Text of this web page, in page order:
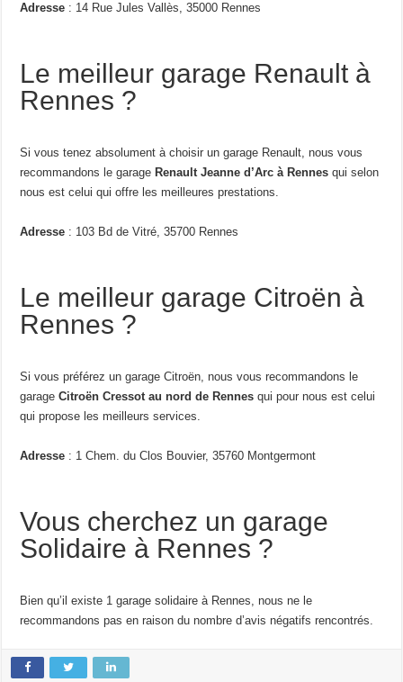
Adresse : 14 Rue Jules Vallès, 35000 Rennes
Le meilleur garage Renault à
Rennes ?
Si vous tenez absolument à choisir un garage Renault, nous vous
recommandons le garage Renault Jeanne d’Arc à Rennes qui selon
nous est celui qui offre les meilleures prestations.
Adresse : 103 Bd de Vitré, 35700 Rennes
Le meilleur garage Citroën à
Rennes ?
Si vous préférez un garage Citroën, nous vous recommandons le
garageCitroën Cressot au nord de Rennes qui pour nous est celui
qui propose les meilleurs services.
Adresse : 1 Chem. du Clos Bouvier, 35760 Montgermont
Vous cherchez un garage
Solidaire à Rennes ?
Bien qu’il existe 1 garage solidaire à Rennes, nous ne le
recommandons pas en raison du nombre d’avis négatifs rencontrés.